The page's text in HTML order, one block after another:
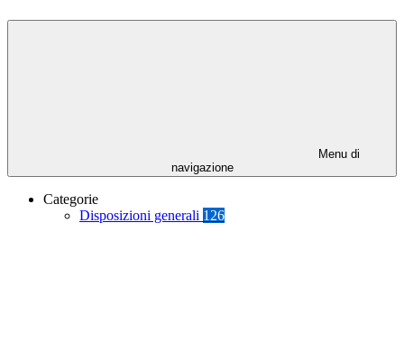
Menu di
navigazione
Categorie
Disposizioni generali 126